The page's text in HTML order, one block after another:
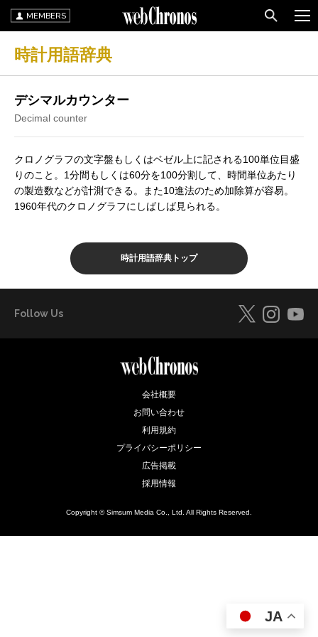
MEMBERS
時計用語辞典
デシマルカウンター
Decimal counter
クロノグラフの文字盤もしくはベゼル上に記される100単位目盛
りのこと。1分間もしくは60分を100分割して、時間単位あたり
の製造数などが計測できる。また10進法のため加除算が容易。
1960年代のクロノグラフにしばしば見られる。
時計用語辞典トップ
Follow Us
会社概要
お問い合わせ
利用規約
プライバシーポリシー
広告掲載
採用情報
Copyright © Simsum Media Co., Ltd. All Rights Reserved.
JA